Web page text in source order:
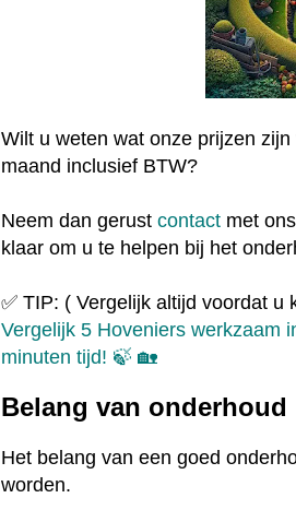
Wilt u weten wat onze prijzen
maand inclusief BTW?
Neem dan gerustcontact met
klaar om u te helpen bij het
✅ TIP: ( Vergelijk altijd voordat u
Vergelijk 5 Hoveniers werkzaam
minuten tijd! 🍃 🏡
Belang van onderhoud
Het belang van een goed
worden.